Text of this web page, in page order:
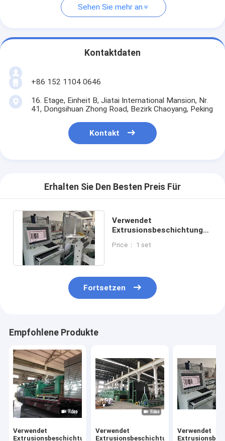
Sehen Sie mehr an
Kontaktdaten
+86 152 1104 0646
16. Etage, Einheit B, Jiatai International Mansion, Nr.
41, Dongsihuan Zhong Road, Bezirk Chaoyang, Peking
Kontakt
Erhalten Sie Den Besten Preis Für
Verwendet
Extrusionsbeschichtung
Die Lip 236m/Min
Price： 1 set
Fortsetzen
Empfohlene Produkte
Verwendet
Extrusionsbeschichtung
Verwendet
Extrusionsbeschichtung
Verwendet